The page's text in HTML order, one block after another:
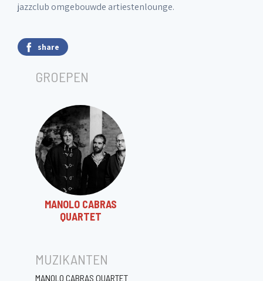
jazzclub omgebouwde artiestenlounge.
share
GROEPEN
MANOLO CABRAS
QUARTET
MUZIKANTEN
MANOLO CABRAS QUARTET